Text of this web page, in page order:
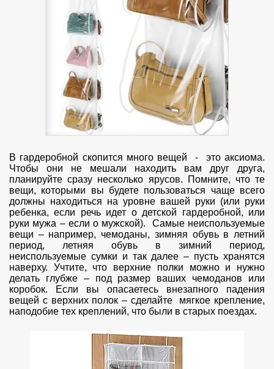
В гардеробной скопится много вещей - это аксиома.
Чтобы они не мешали находить вам друг друга,
планируйте сразу несколько ярусов. Помните, что те
вещи, которыми вы будете пользоваться чаще всего
должны находиться на уровне вашей руки (или руки
ребенка, если речь идет о детской гардеробной, или
руки мужа – если о мужской). Самые неиспользуемые
вещи – например, чемоданы, зимняя обувь в летний
период, летняя обувь в зимний период,
неиспользуемые сумки и так далее – пусть хранятся
наверху. Учтите, что верхние полки можно и нужно
делать глубже – под размер ваших чемоданов или
коробок. Если вы опасаетесь внезапного падения
вещей с верхних полок – сделайте мягкое крепление,
наподобие тех креплений, что были в старых поездах.